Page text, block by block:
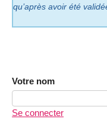
qu’après avoir été
Votre nom
Se connecter